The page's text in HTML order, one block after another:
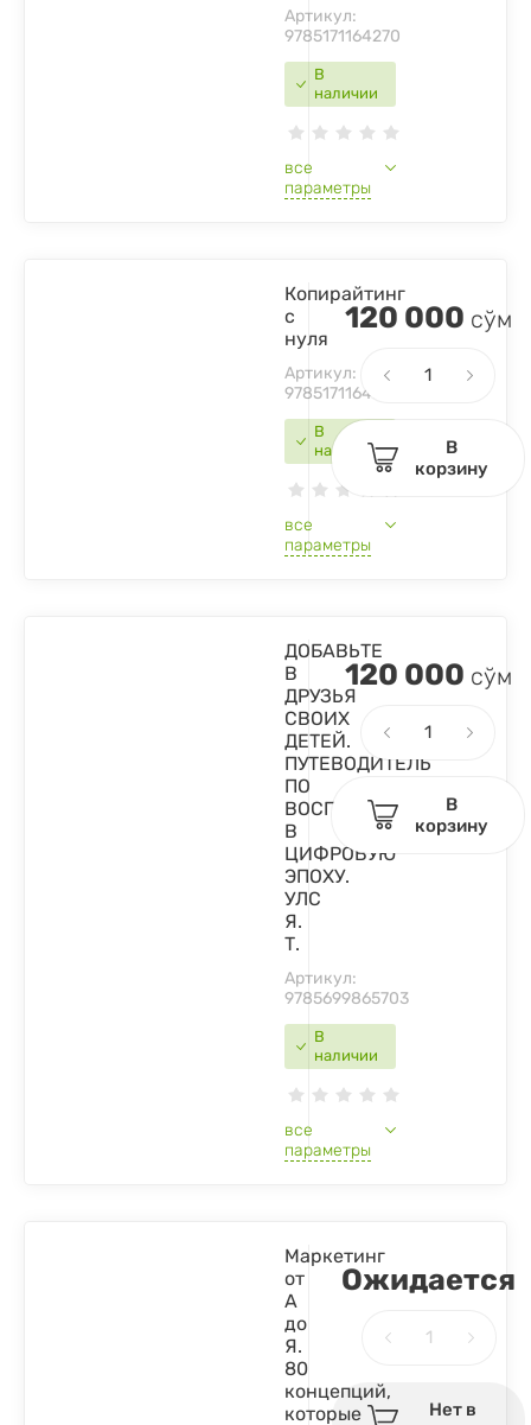
В
наличии
Артикул:
9785171164270
все
параметры
В
наличии
Копирайтинг
с
нуля
Артикул:
9785171164591
все
параметры
120 000 сўм
В
корзину
В
наличии
ДОБАВЬТЕ
В
ДРУЗЬЯ
СВОИХ
ДЕТЕЙ.
ПУТЕВОДИТЕЛЬ
ПО
ВОСПИТАНИЮ
В
ЦИФРОВУЮ
ЭПОХУ.
УЛС
Я.
Т.
Артикул:
9785699865703
все
параметры
120 000 сўм
В
корзину
Маркетинг
от
А
до
Я.
80
концепций,
которые
Ожидается
Нет в